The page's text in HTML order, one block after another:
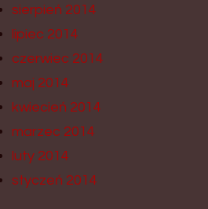
sierpień 2014
lipiec 2014
czerwiec 2014
maj 2014
kwiecień 2014
marzec 2014
luty 2014
styczeń 2014